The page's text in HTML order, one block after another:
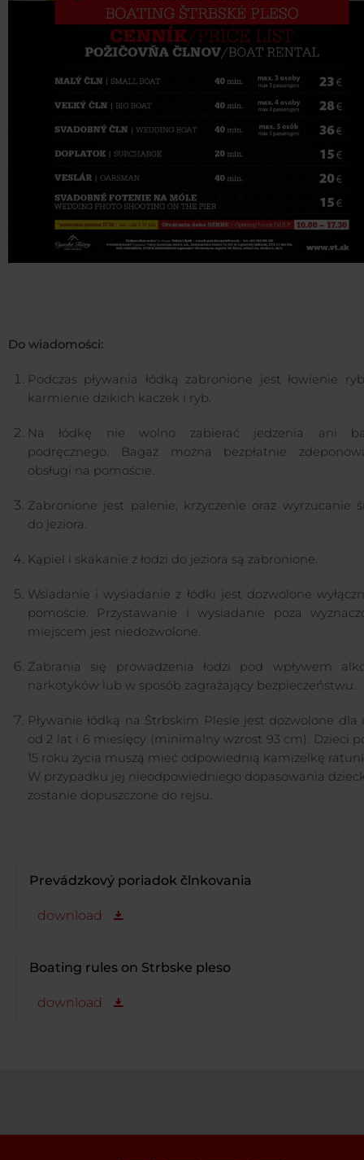
Do wiadomości:
Podczas pływania łódką zabronione jest łowienie
karmienie dzikich kaczek i ryb.
Na łódkę nie wolno zabierać jedzenia ani
podręcznego. Bagaż można bezpłatnie
obsługi na pomoście.
Zabronione jest palenie, krzyczenie oraz wyrzucanie
do jeziora.
Kąpiel i skakanie z łodzi do jeziora są zabronione.
Wsiadanie i wysiadanie z łódki jest dozwolone
pomoście. Przystawanie i wysiadanie poza
miejscem jest niedozwolone.
Zabrania się prowadzenia łodzi pod wpływem
narkotyków lub w sposób zagrażający bezpieczeństwu.
Pływanie łódką na Štrbskim Plesie jest dozwolone dla
od 2 lat i 6 miesięcy (minimalny wzrost 93 cm). Dzieci
15 roku życia muszą mieć odpowiednią kamizelkę
W przypadku jej nieodpowiedniego dopasowania
zostanie dopuszczone do rejsu.
Prevádzkový poriadok člnkovania
download
Boating rules on Strbske pleso
download